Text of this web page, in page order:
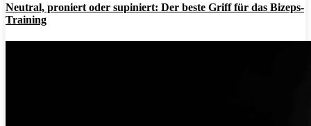
Neutral, proniert oder supiniert: Der beste Griff für das Bizeps-
Training